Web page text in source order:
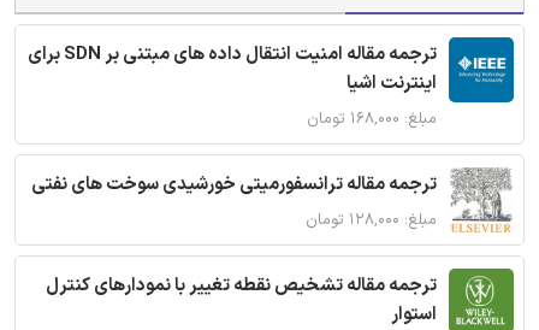
ترجمه مقاله امنیت انتقال داده های مبتنی بر SDN برای
اینترنت اشیا
مبلغ: ۱۶۸,۰۰۰ تومان
ترجمه مقاله ترانسفورمیتی خورشیدی سوخت های نفتی
مبلغ: ۱۲۸,۰۰۰ تومان
ترجمه مقاله تشخیص نقطه تغییر با نمودارهای کنترل
استوار